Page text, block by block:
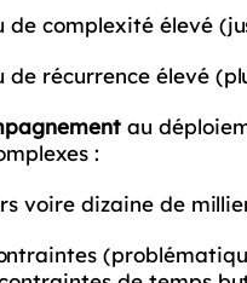
de complexité élevé
de récurrence élevé
au
:
voire dizaine de